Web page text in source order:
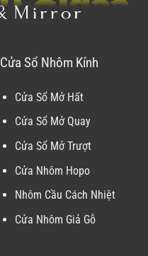
Cửa Sổ Nhôm Kính
Cửa Sổ Mở Hất
Cửa Sổ Mở Quay
Cửa Sổ Mở Trượt
Cửa Nhôm Hopo
Nhôm Cầu Cách Nhiệt
Cửa Nhôm Giả Gỗ